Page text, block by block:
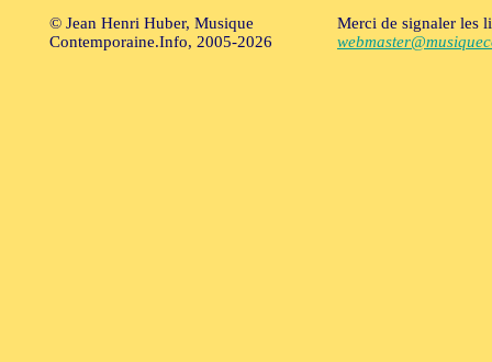
© Jean Henri Huber, Musique
Contemporaine.Info, 2005-2026
Merci de signaler les